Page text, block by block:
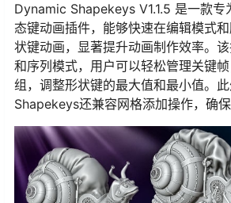
Dynamic Shapekeys V1.1.5 是一款
态键动画插件，能够快速在编辑模式
状键动画，显著提升动画制作效率。
和序列模式，用户可以轻松管理关键
组，调整形状键的最大值和最小值。
Shapekeys还兼容网格添加操作，确保